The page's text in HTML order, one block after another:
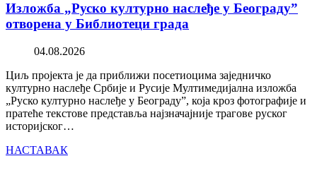
Изложба „Руско културно наслеђе у Београду”
отворена у Библиотеци града
04.08.2026
Циљ пројекта је да приближи посетиоцима заједничко
културно наслеђе Србије и Русије Мултимедијална изложба
„Руско културно наслеђе у Београду”, која кроз фотографије и
пратеће текстове представља најзначајније трагове руског
историјског…
НАСТАВАК